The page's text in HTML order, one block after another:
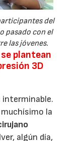
del
pasado con el
las jóvenes.
plantean
3D
interminable.
la
algún día,